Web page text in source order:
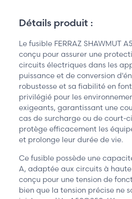
Détails produit :
Le fusible FERRAZ SHAWMUT
conçu pour assurer une
circuits électriques dans les
puissance et de conversion
robustesse et sa fiabilité en
privilégié pour les
exigeants, garantissant une
cas de surcharge ou de court-
protège efficacement les
et prolonge leur durée de vie.
Ce fusible possède une
A, adaptée aux circuits à
conçu pour une tension de
bien que la tension précise ne